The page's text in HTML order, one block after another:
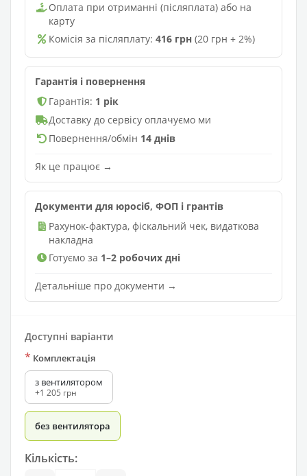
Оплата при отриманні (післяплата) або на
карту
Комісія за післяплату: 416 грн (20 грн + 2%)
Гарантія і повернення
Гарантія: 1 рік
Доставку до сервісу оплачуємо ми
Повернення/обмін 14 днів
Як це працює →
Документи для юросіб, ФОП і грантів
Рахунок-фактура, фіскальний чек, видаткова
накладна
Готуємо за 1–2 робочих дні
Детальніше про документи →
Доступні варіанти
* Комплектація
з вентилятором
+1 205 грн
без вентилятора
Кількість: